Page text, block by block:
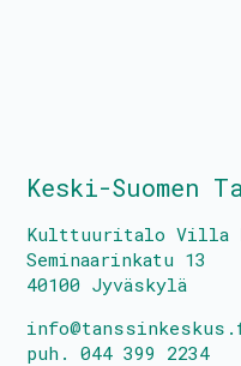
Tanssin Aika
Kulttuuritalo
Keski-Suomen
Kulttuuritalo Villa
Seminaarinkatu 13
40100 Jyväskylä
puh. 044 399 2234